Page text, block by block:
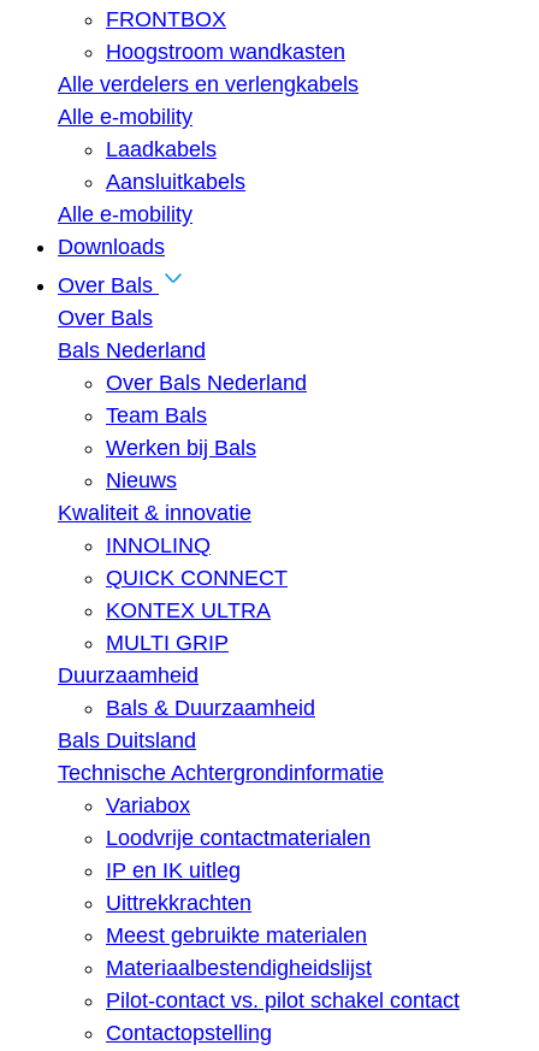
FRONTBOX
Hoogstroom wandkasten
Alle verdelers en verlengkabels
Alle e-mobility
Laadkabels
Aansluitkabels
Alle e-mobility
Downloads
Over Bals
Over Bals
Bals Nederland
Over Bals Nederland
Team Bals
Werken bij Bals
Nieuws
Kwaliteit & innovatie
INNOLINQ
QUICK CONNECT
KONTEX ULTRA
MULTI GRIP
Duurzaamheid
Bals & Duurzaamheid
Bals Duitsland
Technische Achtergrondinformatie
Variabox
Loodvrije contactmaterialen
IP en IK uitleg
Uittrekkrachten
Meest gebruikte materialen
Materiaalbestendigheidslijst
Pilot-contact vs. pilot schakel contact
Contactopstelling